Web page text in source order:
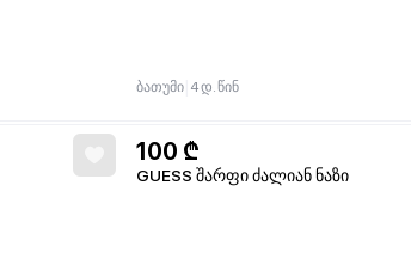
ბათუმი 4 დ. წინ
100 ₾
GUESS შარფი ძალიან ნაზი